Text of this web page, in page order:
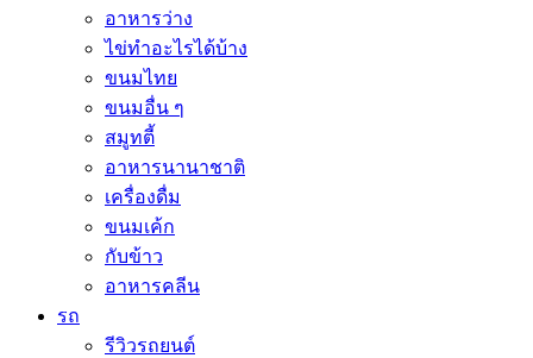
อาหารว่าง
ไข่ทำอะไรได้บ้าง
ขนมไทย
ขนมอื่น ๆ
สมูทตี้
อาหารนานาชาติ
เครื่องดื่ม
ขนมเค้ก
กับข้าว
อาหารคลีน
รถ
รีวิวรถยนต์